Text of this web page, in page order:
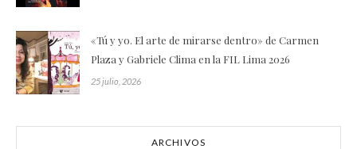
«Tú y yo. El arte de mirarse dentro» de Carmen
Plaza y Gabriele Clima en la FIL Lima 2026
25 julio, 2026
ARCHIVOS